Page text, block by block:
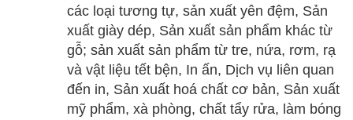
các loại tương tự, sản xuất yên đệm, Sản
xuất giày dép, Sản xuất sản phẩm khác từ
gỗ; sản xuất sản phẩm từ tre, nứa, rơm, rạ
và vật liệu tết bện, In ấn, Dịch vụ liên quan
đến in, Sản xuất hoá chất cơ bản, Sản xuất
mỹ phẩm, xà phòng, chất tẩy rửa, làm bóng